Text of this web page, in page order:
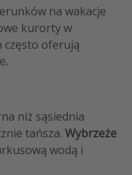
na wakacje
kurorty w
często oferują
niż sąsiednia
tańsza. Wybrzeże
wodą i